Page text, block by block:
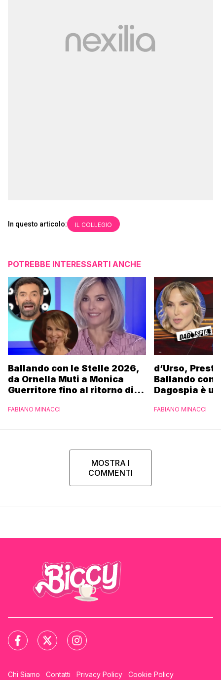
In questo articolo: IL COLLEGIO
POTREBBE INTERESSARTI ANCHE
Ballando con le Stelle 2026,
da Ornella Muti a Monica
Guerritore fino al ritorno di
l’esclusiva di Gabriele
FABIANO MINACCI
d’Urso,
Ballando con
Dagospia è
FABIANO MINACCI
MOSTRA I
COMMENTI
Chi Siamo Contatti Privacy Policy Cookie Policy